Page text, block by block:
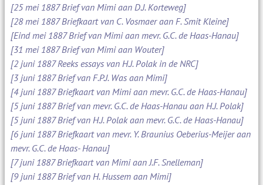
[25 mei 1887 Brief van Mimi aan D.J. Korteweg]
[28 mei 1887 Briefkaart van C. Vosmaer aan F. Smit Kleine]
[Eind mei 1887 Brief van Mimi aan mevr. G.C. de Haas-Hanau]
[31 mei 1887 Brief van Mimi aan Wouter]
[2 juni 1887 Reeks essays van H.J. Polak in de NRC]
[3 juni 1887 Brief van F.P.J. Was aan Mimi]
[4 juni 1887 Briefkaart van Mimi aan mevr. G.C. de Haas-Hanau]
[5 juni 1887 Brief van mevr. G.C. de Haas-Hanau aan H.J. Polak]
[5 juni 1887 Brief van H.J. Polak aan mevr. G.C. de Haas-Hanau]
[6 juni 1887 Briefkaart van mevr. Y. Braunius Oeberius-Meijer aan
mevr. G.C. de Haas- Hanau]
[7 juni 1887 Briefkaart van Mimi aan J.F. Snelleman]
[9 juni 1887 Brief van H. Hussem aan Mimi]